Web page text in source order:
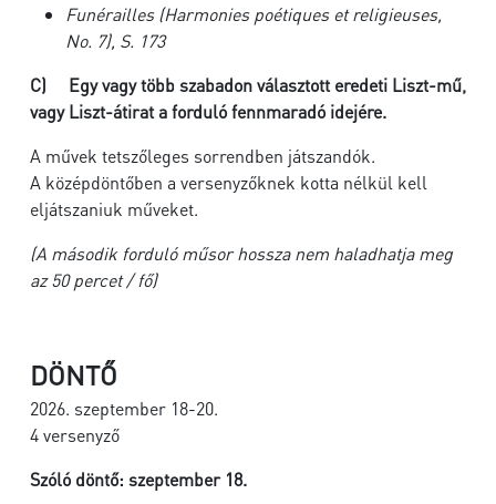
Funérailles(Harmonies poétiques et religieuses,
No. 7), S. 173
C)
Egy vagy több szabadon választott eredeti Liszt-mű,
vagy Liszt-átirat a forduló fennmaradó idejére.
A művek tetszőleges sorrendben játszandók.
A középdöntőben a versenyzőknek kotta nélkül kell
eljátszaniuk műveket.
(A második forduló műsor hossza nem haladhatja meg
az 50 percet / fő)
DÖNTŐ
2026. szeptember 18-20.
4 versenyző
Szóló döntő: szeptember 18.